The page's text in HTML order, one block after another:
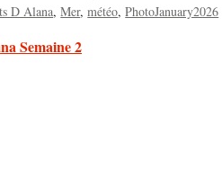
D Alana Mer météo PhotoJanuary2026
Semaine 2